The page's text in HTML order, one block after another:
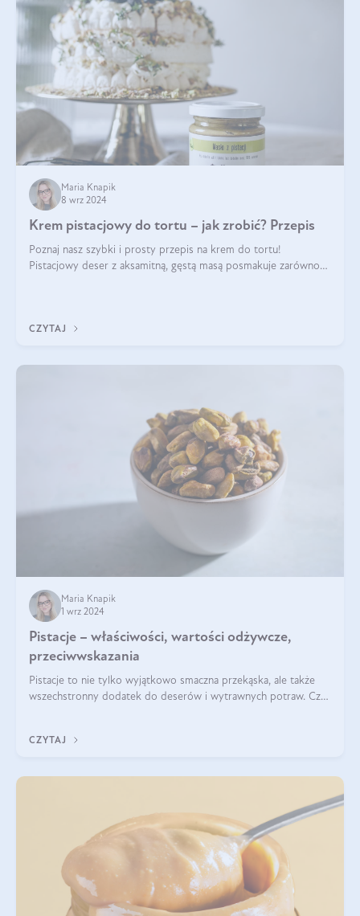
Maria Knapik
8 wrz 2024
Krem pistacjowy do tortu – jak zrobić? Przepis
Poznaj nasz szybki i prosty przepis na krem do tortu!
Pistacjowy deser z aksamitną, gęstą masą posmakuje zarówno
CZYTAJ
Maria Knapik
1 wrz 2024
Pistacje – właściwości, wartości odżywcze,
przeciwwskazania
Pistacje to nie tylko wyjątkowo smaczna przekąska, ale także
wszechstronny dodatek do deserów i wytrawnych potraw. Czy
CZYTAJ